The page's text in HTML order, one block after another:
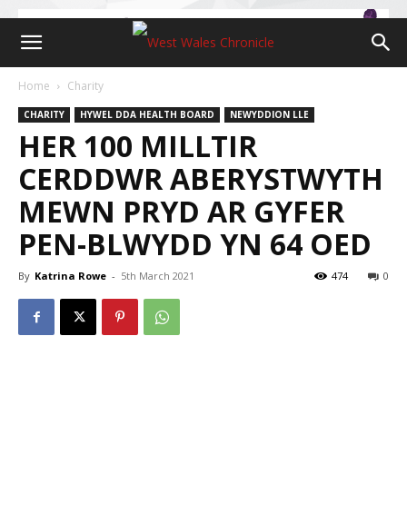
Home Charity
CHARITY HYWEL DDA HEALTH BOARD NEWYDDION LLE
HER 100 MILLTIR
CERDDWR ABERYSTWYTH
MEWN PRYD AR GYFER
PEN-BLWYDD YN 64 OED
By Katrina Rowe - 5th March 2021 0
474